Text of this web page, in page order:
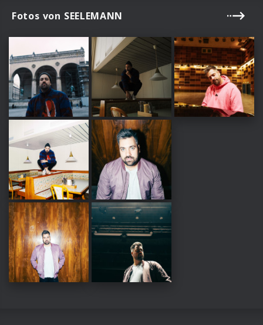
Fotos von SEELEMANN